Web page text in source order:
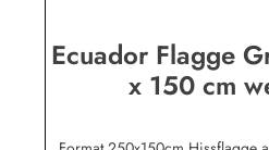
Ecuador Flagge
x 150 cm